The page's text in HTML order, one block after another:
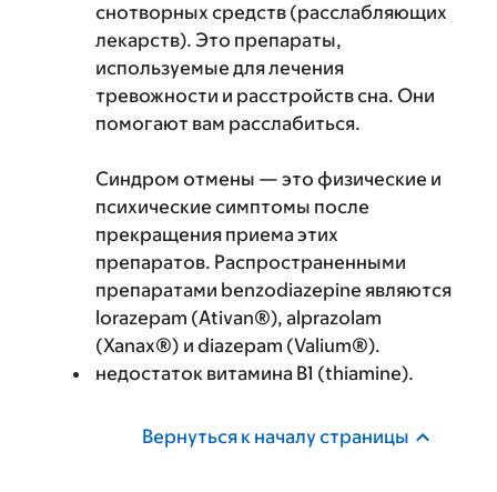
снотворных средств (расслабляющих
лекарств). Это препараты,
используемые для лечения
тревожности и расстройств сна. Они
помогают вам расслабиться.
Синдром отмены — это физические и
психические симптомы после
прекращения приема этих
препаратов. Распространенными
препаратами benzodiazepine являются
lorazepam (Ativan®), alprazolam
(Xanax®) и diazepam (Valium®).
недостаток витамина B1 (thiamine).
Вернуться к началу страницы